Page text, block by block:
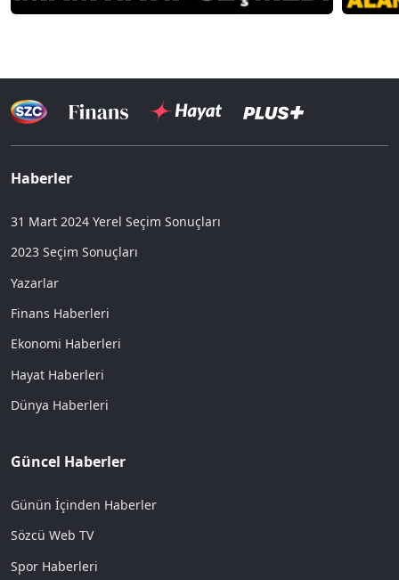
Haberler
31 Mart 2024 Yerel Seçim Sonuçları
2023 Seçim Sonuçları
Yazarlar
Finans Haberleri
Ekonomi Haberleri
Hayat Haberleri
Dünya Haberleri
Güncel Haberler
Günün İçinden Haberler
Sözcü Web TV
Spor Haberleri